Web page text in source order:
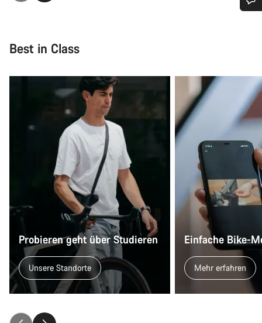
Best in Class
Probieren geht über Studieren
Unsere Standorte
Einfache Bike-
Mehr erfahren
Unsere Experten stehen dir jetzt im Chat zur Verfügung.
Chat starten
Schließen